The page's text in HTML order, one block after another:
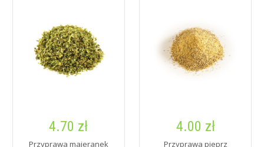
4.70 zł
Przyprawa majeranek
4.00 zł
Przyprawa pieprz